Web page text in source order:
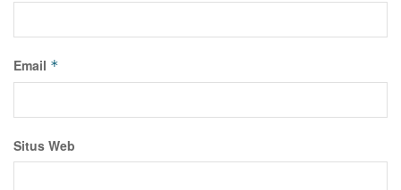
Email *
Situs Web